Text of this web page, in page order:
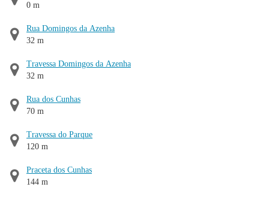
0 m
Rua Domingos da Azenha
32 m
Travessa Domingos da Azenha
32 m
Rua dos Cunhas
70 m
Travessa do Parque
120 m
Praceta dos Cunhas
144 m